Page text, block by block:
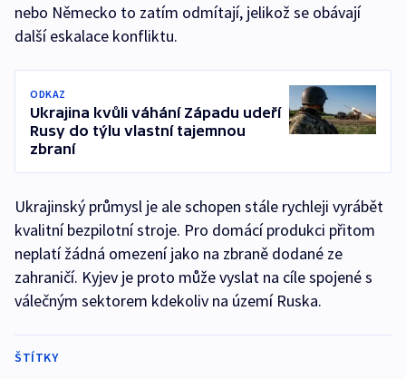
nebo Německo to zatím odmítají, jelikož se obávají
další eskalace konfliktu.
ODKAZ
Ukrajina kvůli váhání Západu udeří
Rusy do týlu vlastní tajemnou
zbraní
Ukrajinský průmysl je ale schopen stále rychleji vyrábět
kvalitní bezpilotní stroje. Pro domácí produkci přitom
neplatí žádná omezení jako na zbraně dodané ze
zahraničí. Kyjev je proto může vyslat na cíle spojené s
válečným sektorem kdekoliv na území Ruska.
ŠTÍTKY